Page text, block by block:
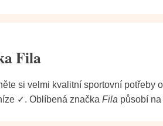
Fila
si velmi kvalitní sportovní potřeby
✓. Oblíbená značka Fila působí